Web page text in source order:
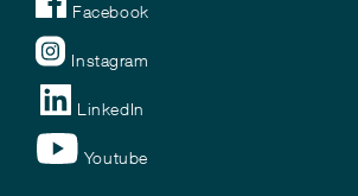
Facebook
Instagram
LinkedIn
Youtube